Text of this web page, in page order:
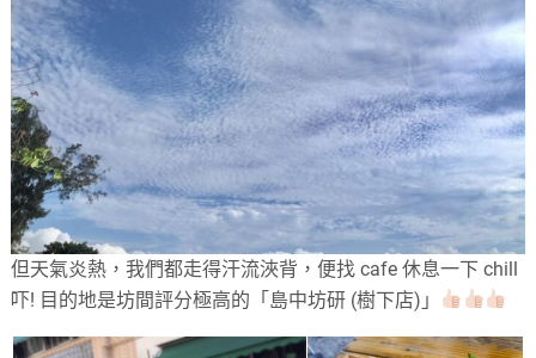
但天氣炎熱，我們都走得汗流浹背，便找 cafe 休息一下 chill
吓! 目的地是坊間評分極高的「島中坊研 (樹下店)」